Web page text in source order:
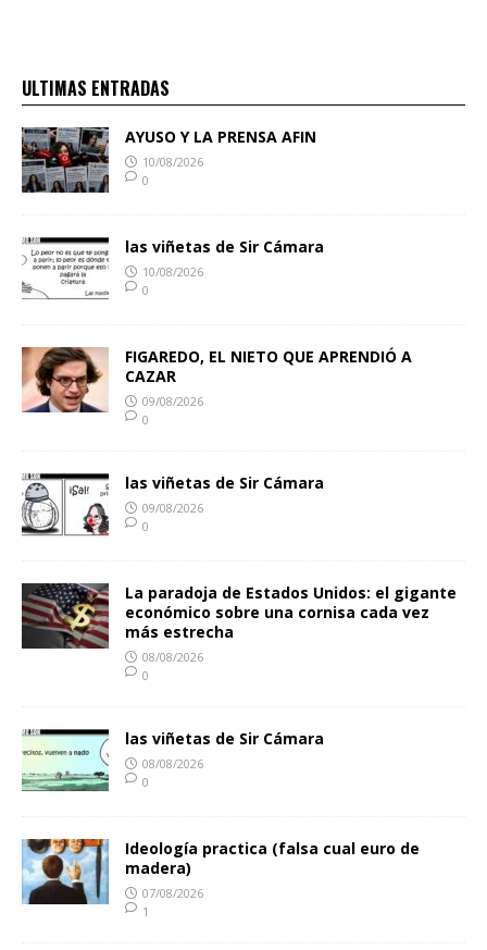
ULTIMAS ENTRADAS
AYUSO Y LA PRENSA AFIN
10/08/2026
0
las viñetas de Sir Cámara
10/08/2026
0
FIGAREDO, EL NIETO QUE APRENDIÓ A
CAZAR
09/08/2026
0
las viñetas de Sir Cámara
09/08/2026
0
La paradoja de Estados Unidos: el gigante
económico sobre una cornisa cada vez
más estrecha
08/08/2026
0
las viñetas de Sir Cámara
08/08/2026
0
Ideología practica (falsa cual euro de
madera)
07/08/2026
1